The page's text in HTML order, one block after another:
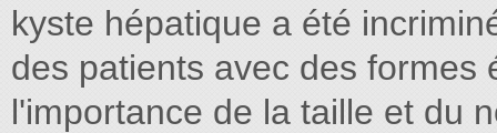
kyste hépatique a été
des patients avec des formes
l'importance de la taille et du